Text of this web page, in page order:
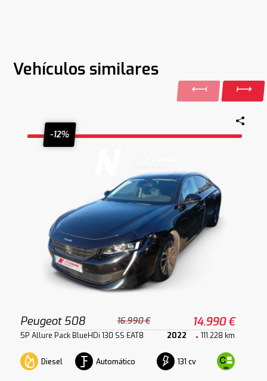
Vehículos similares
-12%
Peugeot 508 16.990 € 14.990 €
5P Allure Pack BlueHDi 130 SS EAT8 2022 111.228 km
Diesel Automático 131 cv